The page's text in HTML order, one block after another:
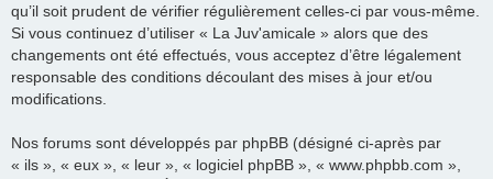
qu’il soit prudent de vérifier régulièrement celles-ci par vous-même.
Si vous continuez d’utiliser « La Juv'amicale » alors que des
changements ont été effectués, vous acceptez d’être légalement
responsable des conditions découlant des mises à jour et/ou
modifications.
Nos forums sont développés par phpBB (désigné ci-après par
« ils », « eux », « leur », « logiciel phpBB », « www.phpbb.com »,